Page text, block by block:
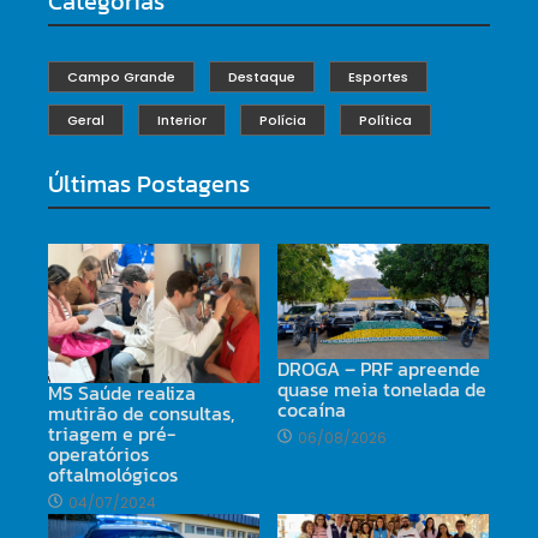
Campo Grande Destaque Esportes
Geral Interior Polícia Política
Últimas Postagens
MS Saúde realiza
mutirão de consultas,
triagem e pré-
operatórios
oftalmológicos
04/07/2024
DROGA – PRF apreende
quase meia tonelada de
cocaína
06/08/2026